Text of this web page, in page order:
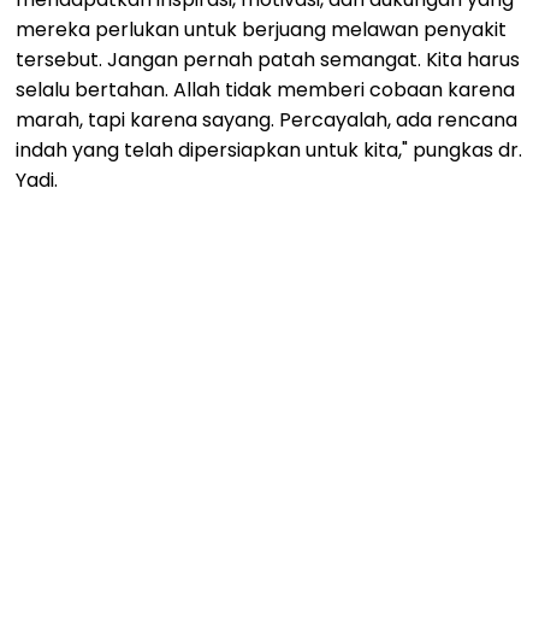
mereka perlukan untuk berjuang melawan penyakit
tersebut. Jangan pernah patah semangat. Kita harus
selalu bertahan. Allah tidak memberi cobaan karena
marah, tapi karena sayang. Percayalah, ada rencana
indah yang telah dipersiapkan untuk kita," pungkas dr.
Yadi.